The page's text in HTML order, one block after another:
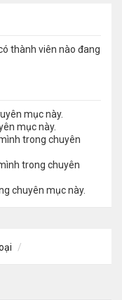
thành viên nào đang
mục này.
mục này.
trong chuyên
trong chuyên
chuyên mục này.